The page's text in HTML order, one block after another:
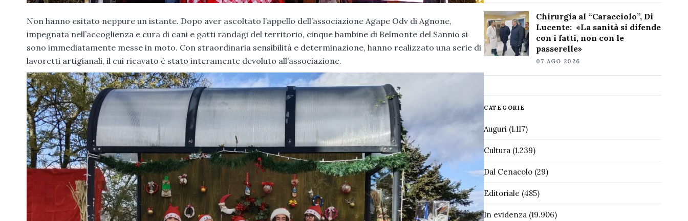
Non hanno esitato neppure un istante. Dopo aver ascoltato l’appello dell’associazione Agape Odv di Agnone,
impegnata nell’accoglienza e cura di cani e gatti randagi del territorio, cinque bambine di Belmonte del Sannio si
sono immediatamente messe in moto. Con straordinaria sensibilità e determinazione, hanno realizzato una serie di
lavoretti artigianali, il cui ricavato è stato interamente devoluto all’associazione.
Chirurgia al “Caracciolo”, Di
Lucente: «La sanità si difende
con i fatti, non con le
passerelle»
07 AGO 2026
CATEGORIE
Auguri(1.117)
Cultura(1.239)
Dal Cenacolo(29)
Editoriale (485)
In evidenza(19.906)